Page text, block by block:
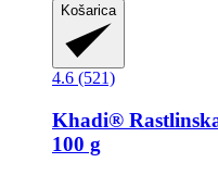
Košarica
4.6 (521)
Khadi®
100 g